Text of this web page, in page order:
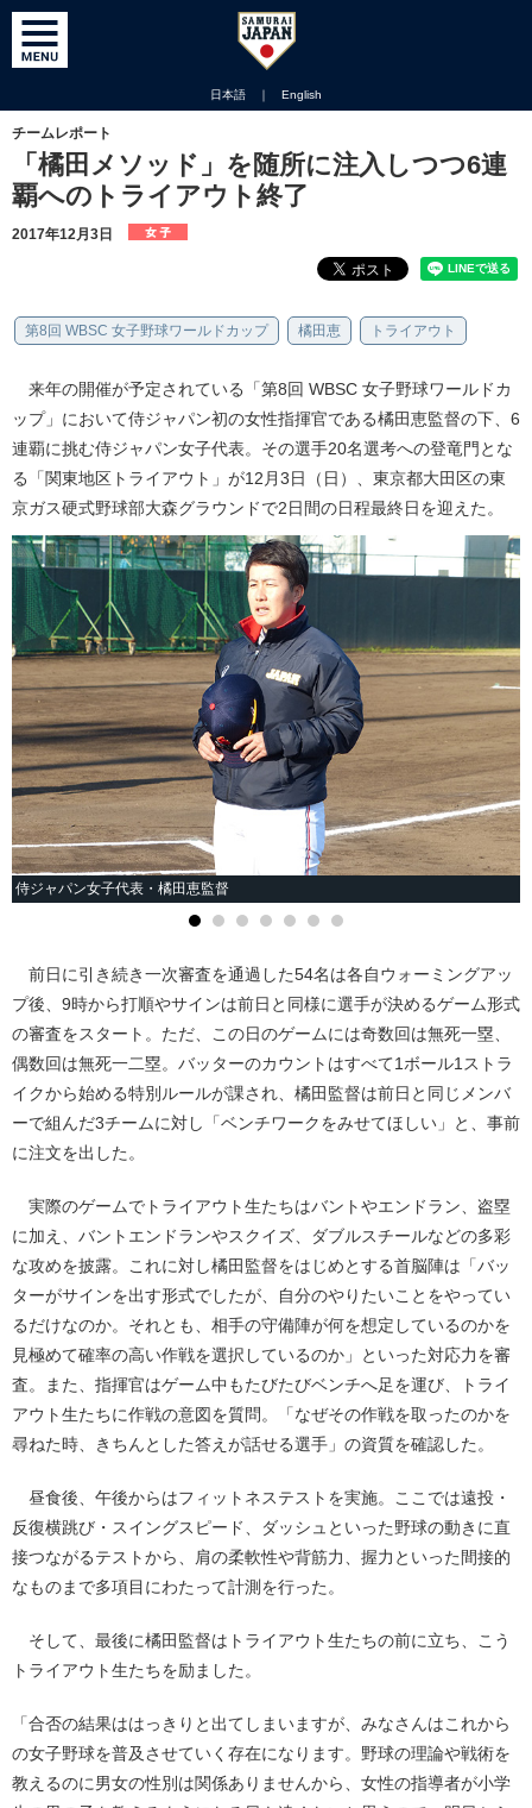
日本語 ｜ English
チームレポート
「橘田メソッド」を随所に注入しつつ6連
覇へのトライアウト終了
2017年12月3日
第8回 WBSC 女子野球ワールドカップ 橘田恵 トライアウト
来年の開催が予定されている「第8回 WBSC 女子野球ワールドカ
ップ」において侍ジャパン初の女性指揮官である橘田恵監督の下、6
連覇に挑む侍ジャパン女子代表。その選手20名選考への登竜門とな
る「関東地区トライアウト」が12月3日（日）、東京都大田区の東
京ガス硬式野球部大森グラウンドで2日間の日程最終日を迎えた。
侍ジャパン女子代表・橘田恵監督
前日に引き続き一次審査を通過した54名は各自ウォーミングアッ
プ後、9時から打順やサインは前日と同様に選手が決めるゲーム形式
の審査をスタート。ただ、この日のゲームには奇数回は無死一塁、
偶数回は無死一二塁。バッターのカウントはすべて1ボール1ストラ
イクから始める特別ルールが課され、橘田監督は前日と同じメンバ
ーで組んだ3チームに対し「ベンチワークをみせてほしい」と、事前
に注文を出した。
実際のゲームでトライアウト生たちはバントやエンドラン、盗塁
に加え、バントエンドランやスクイズ、ダブルスチールなどの多彩
な攻めを披露。これに対し橘田監督をはじめとする首脳陣は「バッ
ターがサインを出す形式でしたが、自分のやりたいことをやってい
るだけなのか。それとも、相手の守備陣が何を想定しているのかを
見極めて確率の高い作戦を選択しているのか」といった対応力を審
査。また、指揮官はゲーム中もたびたびベンチへ足を運び、トライ
アウト生たちに作戦の意図を質問。「なぜその作戦を取ったのかを
尋ねた時、きちんとした答えが話せる選手」の資質を確認した。
昼食後、午後からはフィットネステストを実施。ここでは遠投・
反復横跳び・スイングスピード、ダッシュといった野球の動きに直
接つながるテストから、肩の柔軟性や背筋力、握力といった間接的
なものまで多項目にわたって計測を行った。
そして、最後に橘田監督はトライアウト生たちの前に立ち、こう
トライアウト生たちを励ました。
「合否の結果ははっきりと出てしまいますが、みなさんはこれから
の女子野球を普及させていく存在になります。野球の理論や戦術を
教えるのに男女の性別は関係ありませんから、女性の指導者が小学